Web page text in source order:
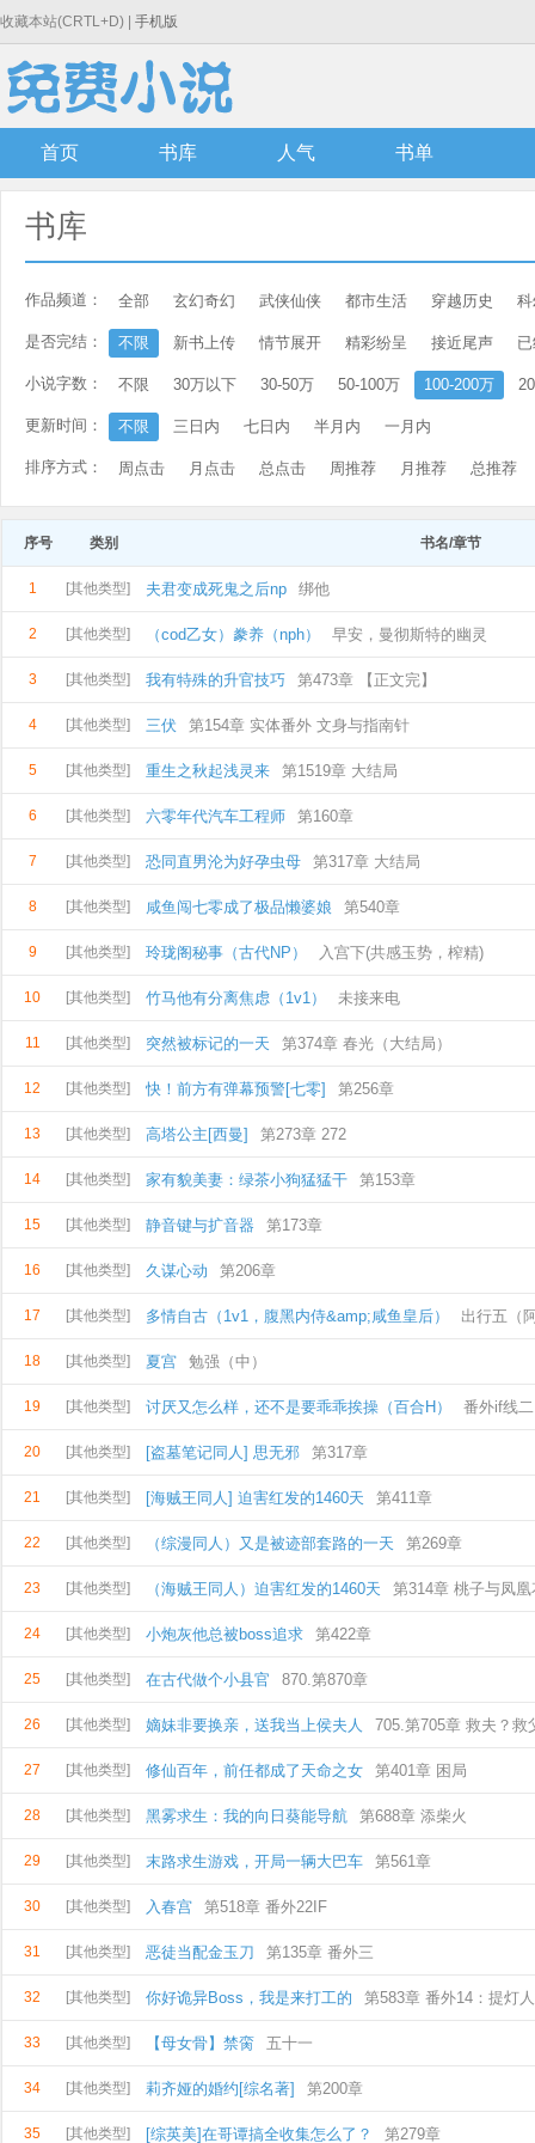
收藏本站(CRTL+D) | 手机版
首页 书库 人气 书单
书库
作品频道： 全部 玄幻奇幻 武侠仙侠 都市生活 穿越历史
是否完结： 不限 新书上传 情节展开 精彩纷呈 接近尾声
小说字数： 不限 30万以下 30-50万 50-100万 100-200万
更新时间： 不限 三日内 七日内 半月内 一月内
排序方式： 周点击 月点击 总点击 周推荐 月推荐 总推荐
序号 类别 书名/章节
1 [其他类型] 夫君变成死鬼之后np 绑他
2 [其他类型] （cod乙女）豢养（nph） 早安，曼彻斯特的幽灵
3 [其他类型] 我有特殊的升官技巧 第473章 【正文完】
4 [其他类型] 三伏 第154章 实体番外 文身与指南针
5 [其他类型] 重生之秋起浅灵来 第1519章 大结局
6 [其他类型] 六零年代汽车工程师 第160章
7 [其他类型] 恐同直男沦为好孕虫母 第317章 大结局
8 [其他类型] 咸鱼闯七零成了极品懒婆娘 第540章
9 [其他类型] 玲珑阁秘事（古代NP） 入宫下(共感玉势，榨精)
10 [其他类型] 竹马他有分离焦虑（1v1） 未接来电
11 [其他类型] 突然被标记的一天 第374章 春光（大结局）
12 [其他类型] 快！前方有弹幕预警[七零] 第256章
13 [其他类型] 高塔公主[西曼] 第273章 272
14 [其他类型] 家有貌美妻：绿茶小狗猛猛干 第153章
15 [其他类型] 静音键与扩音器 第173章
16 [其他类型] 久谋心动 第206章
17 [其他类型] 多情自古（1v1，腹黑内侍&amp;咸鱼皇后） 出行五（
18 [其他类型] 夏宫 勉强（中）
19 [其他类型] 讨厌又怎么样，还不是要乖乖挨操（百合H） 番外if线
是不
20 [其他类型] [盗墓笔记同人] 思无邪 第317章
21 [其他类型] [海贼王同人] 迫害红发的1460天 第411章
22 [其他类型] （综漫同人）又是被迹部套路的一天 第269章
23 [其他类型] （海贼王同人）迫害红发的1460天 第314章 桃子与凤
24 [其他类型] 小炮灰他总被boss追求 第422章
25 [其他类型] 在古代做个小县官 870.第870章
26 [其他类型] 嫡妹非要换亲，送我当上侯夫人 705.第705章 救夫？救
27 [其他类型] 修仙百年，前任都成了天命之女 第401章 困局
28 [其他类型] 黑雾求生：我的向日葵能导航 第688章 添柴火
29 [其他类型] 末路求生游戏，开局一辆大巴车 第561章
30 [其他类型] 入春宫 第518章 番外22IF
31 [其他类型] 恶徒当配金玉刀 第135章 番外三
32 [其他类型] 你好诡异Boss，我是来打工的 第583章 番外14：提灯人
33 [其他类型] 【母女骨】禁脔 五十一
34 [其他类型] 莉齐娅的婚约[综名著] 第200章
35 [其他类型] [综英美]在哥谭搞全收集怎么了？ 第279章